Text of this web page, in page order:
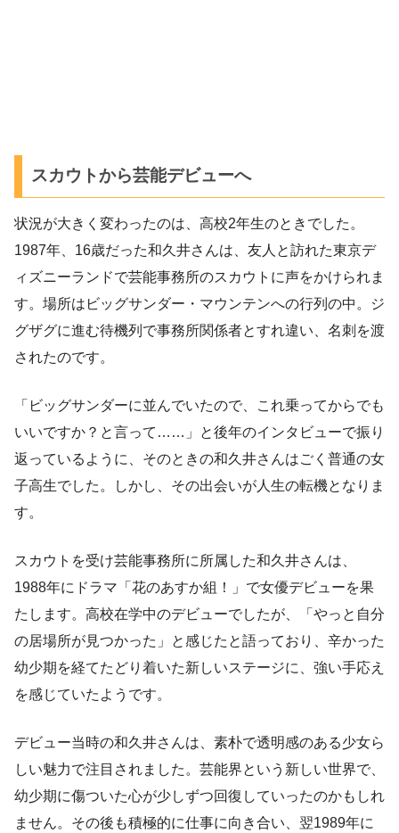
スカウトから芸能デビューへ
状況が大きく変わったのは、高校2年生のときでした。
1987年、16歳だった和久井さんは、友人と訪れた東京デ
ィズニーランドで芸能事務所のスカウトに声をかけられま
す。場所はビッグサンダー・マウンテンへの行列の中。ジ
グザグに進む待機列で事務所関係者とすれ違い、名刺を渡
されたのです。
「ビッグサンダーに並んでいたので、これ乗ってからでも
いいですか？と言って……」と後年のインタビューで振り
返っているように、そのときの和久井さんはごく普通の女
子高生でした。しかし、その出会いが人生の転機となりま
す。
スカウトを受け芸能事務所に所属した和久井さんは、
1988年にドラマ「花のあすか組！」で女優デビューを果
たします。高校在学中のデビューでしたが、「やっと自分
の居場所が見つかった」と感じたと語っており、辛かった
幼少期を経てたどり着いた新しいステージに、強い手応え
を感じていたようです。
デビュー当時の和久井さんは、素朴で透明感のある少女ら
しい魅力で注目されました。芸能界という新しい世界で、
幼少期に傷ついた心が少しずつ回復していったのかもしれ
ません。その後も積極的に仕事に向き合い、翌1989年に